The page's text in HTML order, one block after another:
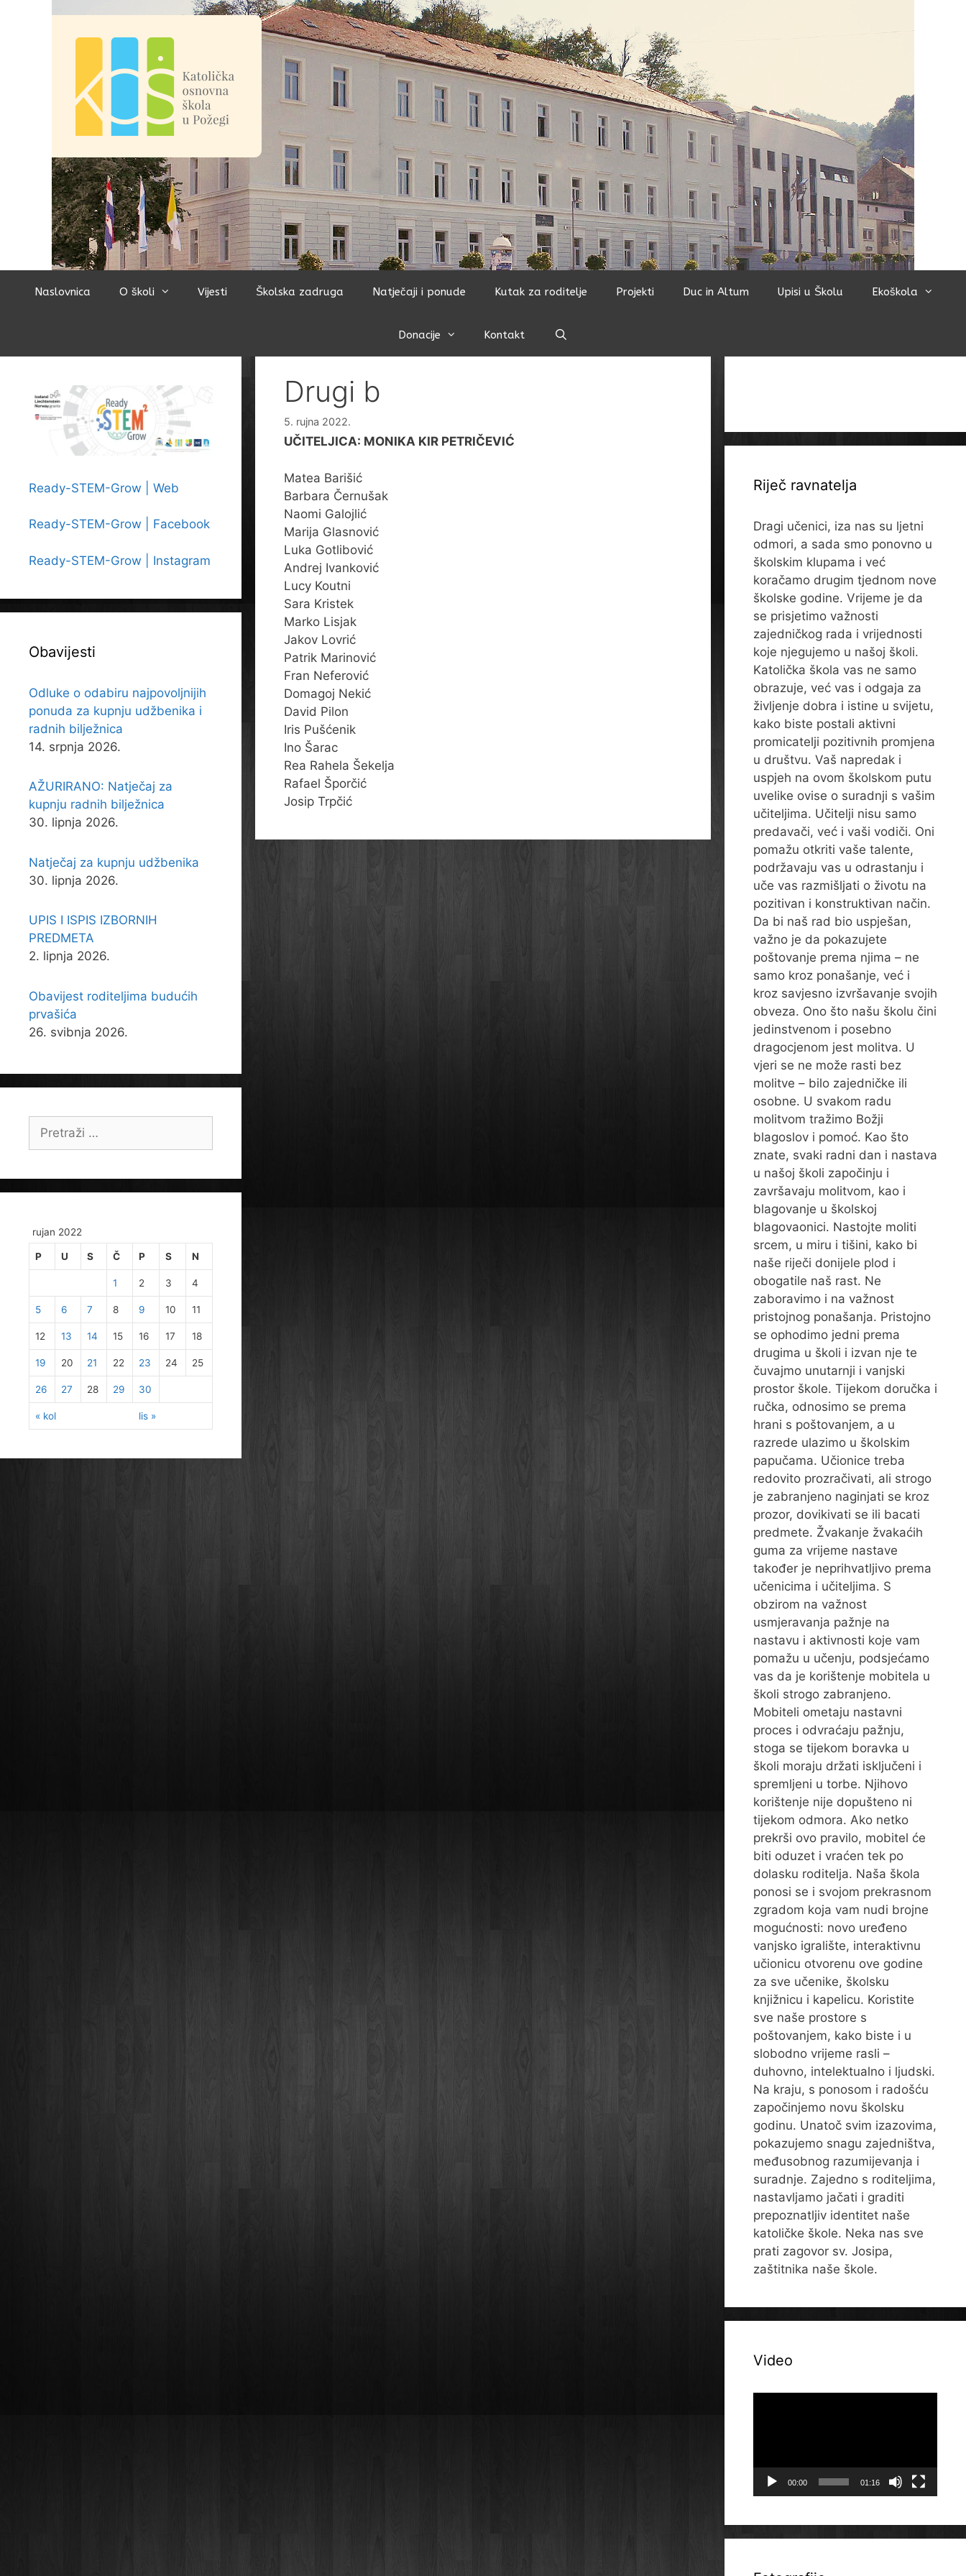
Naslovnica O školi Vijesti Školska zadruga Natječaji i ponude Kutak za roditelje Projekti Duc in Altum Upisi u Školu Ekoškola
Donacije Kontakt
Drugi b
5. rujna 2022.
UČITELJICA: MONIKA KIR PETRIČEVIĆ
Matea Barišić
Barbara Černušak
Naomi Galojlić
Marija Glasnović
Luka Gotlibović
Andrej Ivanković
Lucy Koutni
Sara Kristek
Marko Lisjak
Jakov Lovrić
Patrik Marinović
Fran Neferović
Domagoj Nekić
David Pilon
Iris Pušćenik
Ino Šarac
Rea Rahela Šekelja
Rafael Šporčić
Josip Trpčić
Ready-STEM-Grow | Web
Ready-STEM-Grow | Facebook
Ready-STEM-Grow | Instagram
Obavijesti
Odluke o odabiru najpovoljnijih
ponuda za kupnju udžbenika i
radnih bilježnica
14. srpnja 2026.
AŽURIRANO: Natječaj za
kupnju radnih bilježnica
30. lipnja 2026.
Natječaj za kupnju udžbenika
30. lipnja 2026.
UPIS I ISPIS IZBORNIH
PREDMETA
2. lipnja 2026.
Obavijest roditeljima budućih
prvašića
26. svibnja 2026.
rujan 2022
P U S Č P S N
« kol lis »
1 2 3 4
5 6 7 8 9 10 11
12 13 14 15 16 17 18
19 20 21 22 23 24 25
26 27 28 29 30
Riječ ravnatelja
Dragi učenici, iza nas su ljetni
odmori, a sada smo ponovno u
školskim klupama i već
koračamo drugim tjednom nove
školske godine. Vrijeme je da
se prisjetimo važnosti
zajedničkog rada i vrijednosti
koje njegujemo u našoj školi.
Katolička škola vas ne samo
obrazuje, već vas i odgaja za
življenje dobra i istine u svijetu,
kako biste postali aktivni
promicatelji pozitivnih promjena
u društvu. Vaš napredak i
uspjeh na ovom školskom putu
uvelike ovise o suradnji s vašim
učiteljima. Učitelji nisu samo
predavači, već i vaši vodiči. Oni
pomažu otkriti vaše talente,
podržavaju vas u odrastanju i
uče vas razmišljati o životu na
pozitivan i konstruktivan način.
Da bi naš rad bio uspješan,
važno je da pokazujete
poštovanje prema njima – ne
samo kroz ponašanje, već i
kroz savjesno izvršavanje svojih
obveza. Ono što našu školu čini
jedinstvenom i posebno
dragocjenom jest molitva. U
vjeri se ne može rasti bez
molitve – bilo zajedničke ili
osobne. U svakom radu
molitvom tražimo Božji
blagoslov i pomoć. Kao što
znate, svaki radni dan i nastava
u našoj školi započinju i
završavaju molitvom, kao i
blagovanje u školskoj
blagovaonici. Nastojte moliti
srcem, u miru i tišini, kako bi
naše riječi donijele plod i
obogatile naš rast. Ne
zaboravimo i na važnost
pristojnog ponašanja. Pristojno
se ophodimo jedni prema
drugima u školi i izvan nje te
čuvajmo unutarnji i vanjski
prostor škole. Tijekom doručka i
ručka, odnosimo se prema
hrani s poštovanjem, a u
razrede ulazimo u školskim
papučama. Učionice treba
redovito prozračivati, ali strogo
je zabranjeno naginjati se kroz
prozor, dovikivati se ili bacati
predmete. Žvakanje žvakaćih
guma za vrijeme nastave
također je neprihvatljivo prema
učenicima i učiteljima. S
obzirom na važnost
usmjeravanja pažnje na
nastavu i aktivnosti koje vam
pomažu u učenju, podsjećamo
vas da je korištenje mobitela u
školi strogo zabranjeno.
Mobiteli ometaju nastavni
proces i odvraćaju pažnju,
stoga se tijekom boravka u
školi moraju držati isključeni i
spremljeni u torbe. Njihovo
korištenje nije dopušteno ni
tijekom odmora. Ako netko
prekrši ovo pravilo, mobitel će
biti oduzet i vraćen tek po
dolasku roditelja. Naša škola
ponosi se i svojom prekrasnom
zgradom koja vam nudi brojne
mogućnosti: novo uređeno
vanjsko igralište, interaktivnu
učionicu otvorenu ove godine
za sve učenike, školsku
knjižnicu i kapelicu. Koristite
sve naše prostore s
poštovanjem, kako biste i u
slobodno vrijeme rasli –
duhovno, intelektualno i ljudski.
Na kraju, s ponosom i radošću
započinjemo novu školsku
godinu. Unatoč svim izazovima,
pokazujemo snagu zajedništva,
međusobnog razumijevanja i
suradnje. Zajedno s roditeljima,
nastavljamo jačati i graditi
prepoznatljiv identitet naše
katoličke škole. Neka nas sve
prati zagovor sv. Josipa,
zaštitnika naše škole.
Video
00:00 01:16